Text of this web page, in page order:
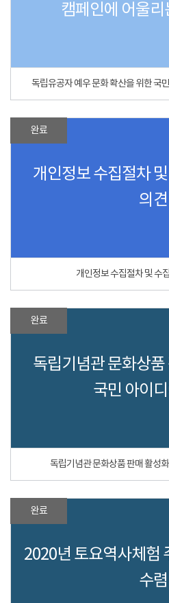
캠페인에 어울리
독립유공자 예우 문화 확산을 위한 국
완료
개인정보 수집절차
의견
개인정보 수집절차 및 수
완료
독립기념관 문화상
국민 아이
독립기념관 문화상품 판매 활성
완료
2020년 토요역사체험
수렴